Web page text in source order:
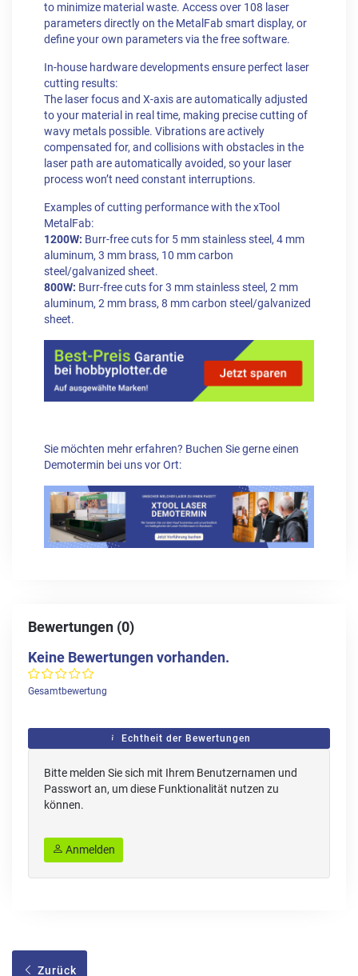
to minimize material waste. Access over 108 laser
parameters directly on the MetalFab smart display, or
define your own parameters via the free software.
In-house hardware developments ensure perfect laser
cutting results:
The laser focus and X-axis are automatically adjusted
to your material in real time, making precise cutting of
wavy metals possible. Vibrations are actively
compensated for, and collisions with obstacles in the
laser path are automatically avoided, so your laser
process won’t need constant interruptions.
Examples of cutting performance with the xTool
MetalFab:
1200W: Burr-free cuts for 5 mm stainless steel, 4 mm
aluminum, 3 mm brass, 10 mm carbon
steel/galvanized sheet.
800W: Burr-free cuts for 3 mm stainless steel, 2 mm
aluminum, 2 mm brass, 8 mm carbon steel/galvanized
sheet.
Sie möchten mehr erfahren? Buchen Sie gerne einen
Demotermin bei uns vor Ort:
Bewertungen (0)
Keine Bewertungen vorhanden.
Gesamtbewertung
Echtheit der Bewertungen
Bitte melden Sie sich mit Ihrem Benutzernamen und
Passwort an, um diese Funktionalität nutzen zu
können.
Anmelden
Zurück